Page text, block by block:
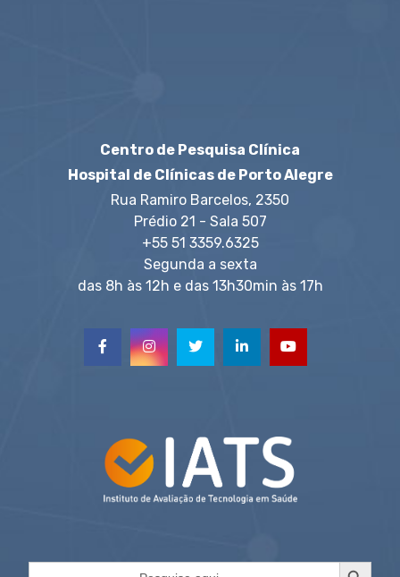
Centro de Pesquisa Clínica
Hospital de Clínicas de Porto Alegre
Rua Ramiro Barcelos, 2350
Prédio 21 - Sala 507
+55 51 3359.6325
Segunda a sexta
das 8h às 12h e das 13h30min às 17h
Search
Search Button